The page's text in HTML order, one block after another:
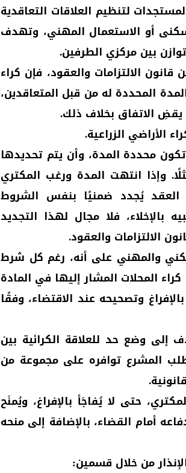
لتنظيم العلاقات التعاقدية
أو الاستعمال المهني، وتهدف
بين مركزي الطرفين.
أنه طبقًا لمقتضيات الفصل 687 من قانون الالتزامات والعقود، فإن كراء
المحددة له من قبل المتعاقدين،
يقضِ الاتفاق بخلاف ذلك.
الأراضي الزراعية.
محددة المدة، وأن يتم تحديدها
وإذا انتهت المدة ورغب المكتري
العقد يُجدد ضمنيًا بنفس الشروط
بالإخلاء، فلا مجال لهذا التجديد
الكراء السكني والمهني على أنه، رغم كل شرط
المحلات المشار إليها في المادة
وتصحيحه عند الاقتضاء، وفقًا
إلى وضع حد للعلاقة الكرائية بين
المشرع توافره على مجموعة من
حتى لا يُفاجَأ بالإفراغ، ويُمنَح
أمام القضاء، بالإضافة إلى منحه
من خلال قسمين: